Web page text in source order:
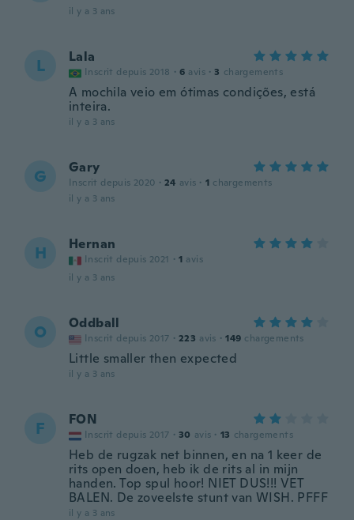
il y a 3 ans
L Lala
Inscrit depuis 2018 · 6 avis · 3 chargements
A mochila veio em ótimas condições, está
inteira.
il y a 3 ans
G Gary
Inscrit depuis 2020 · 24 avis · 1 chargements
il y a 3 ans
H Hernan
Inscrit depuis 2021 · 1 avis
il y a 3 ans
O Oddball
Inscrit depuis 2017 · 223 avis · 149 chargements
Little smaller then expected
il y a 3 ans
F FON
Inscrit depuis 2017 · 30 avis · 13 chargements
Heb de rugzak net binnen, en na 1 keer de
rits open doen, heb ik de rits al in mijn
handen. Top spul hoor! NIET DUS!!! VET
BALEN. De zoveelste stunt van WISH. PFFF
il y a 3 ans